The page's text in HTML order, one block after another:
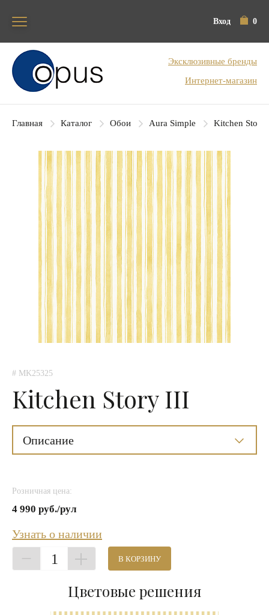
Вход 0
Блок поиска
Эксклюзивные бренды
Интернет-магазин
Главная Каталог Обои Aura Simple Kitchen Story
# MK25325
Kitchen Story III
Описание
Розничная цена:
4 990 руб./рул
Узнать о наличии
1 В КОРЗИНУ
Цветовые решения